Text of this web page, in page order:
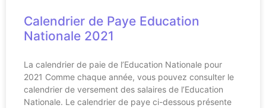
Calendrier de Paye Education
Nationale 2021
La calendrier de paie de l’Education Nationale pour
2021 Comme chaque année, vous pouvez consulter le
calendrier de versement des salaires de l’Education
Nationale. Le calendrier de paye ci-dessous présente